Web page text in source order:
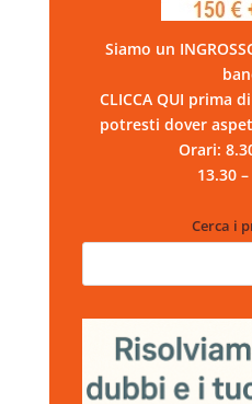
Siamo un
CLICCA QUI prima
potresti dover
Orari:
13.30
Cerca i